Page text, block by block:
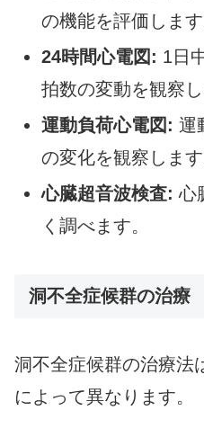
の機能を評価します
24時間心電図: 1日
拍数の変動を観察し
運動負荷心電図: 運
の変化を観察します
心臓超音波検査: 心
く調べます。
洞不全症候群の治療
洞不全症候群の治療法
によって異なります。